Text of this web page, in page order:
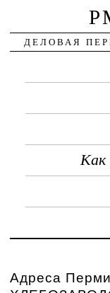
ДЕЛОВАЯ
Как
Адреса